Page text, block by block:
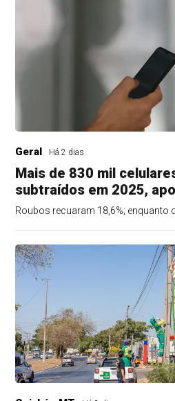
Geral Há 2 dias
Mais de 830 mil
subtraídos em 2025,
Roubos recuaram 18,6%; enquanto